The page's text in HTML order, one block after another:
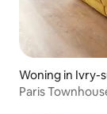
Woning in Ivry-
Paris